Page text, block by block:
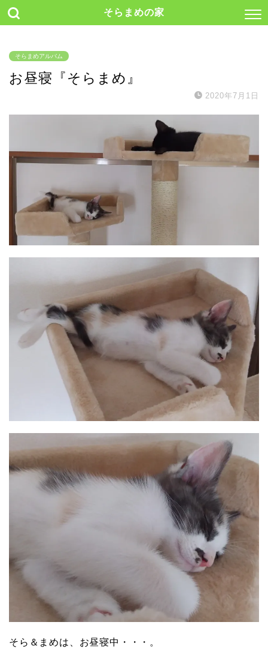
そらまめの家
そらまめアルバム
お昼寝『そらまめ』
2020年7月1日
そら＆まめは、お昼寝中・・・。